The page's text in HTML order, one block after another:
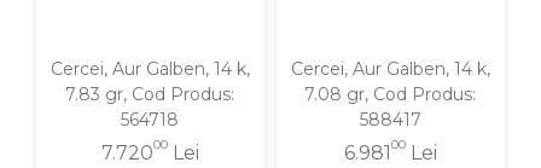
Cercei, Aur Galben, 14 k,
7.83 gr, Cod Produs:
564718
7.72000Lei
Cercei, Aur Galben, 14 k,
7.08 gr, Cod Produs:
588417
6.98100Lei